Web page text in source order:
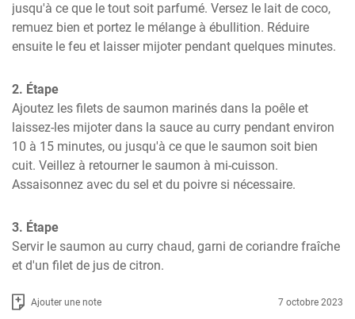
jusqu'à ce que le tout soit parfumé. Versez le lait de coco,
remuez bien et portez le mélange à ébullition. Réduire
ensuite le feu et laisser mijoter pendant quelques minutes.
2. Étape
Ajoutez les filets de saumon marinés dans la poêle et
laissez-les mijoter dans la sauce au curry pendant environ
10 à 15 minutes, ou jusqu'à ce que le saumon soit bien
cuit. Veillez à retourner le saumon à mi-cuisson.
Assaisonnez avec du sel et du poivre si nécessaire.
3. Étape
Servir le saumon au curry chaud, garni de coriandre fraîche
et d'un filet de jus de citron.
Ajouter une note 7 octobre 2023